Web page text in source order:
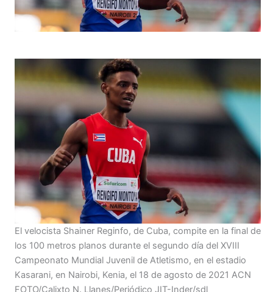
El velocista Shainer Reginfo, de Cuba, compite en la final de
los 100 metros planos durante el segundo día del XVIII
Campeonato Mundial Juvenil de Atletismo, en el estadio
Kasarani, en Nairobi, Kenia, el 18 de agosto de 2021 ACN
FOTO/Calixto N. Llanes/Periódico JIT-Inder/sdl